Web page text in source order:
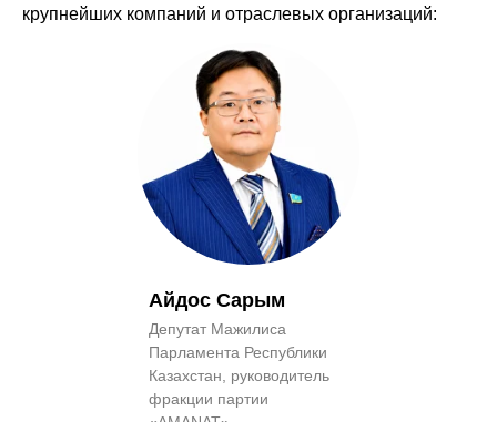
крупнейших компаний и отраслевых организаций:
Айдос Сарым
Депутат Мажилиса
Парламента Республики
Казахстан, руководитель
фракции партии